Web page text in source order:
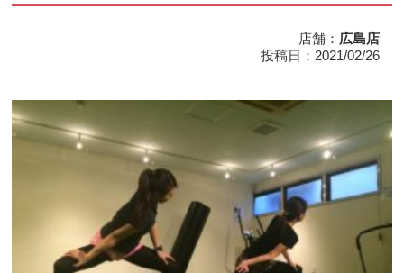
店舗： 広島店
投稿日：2021/02/26